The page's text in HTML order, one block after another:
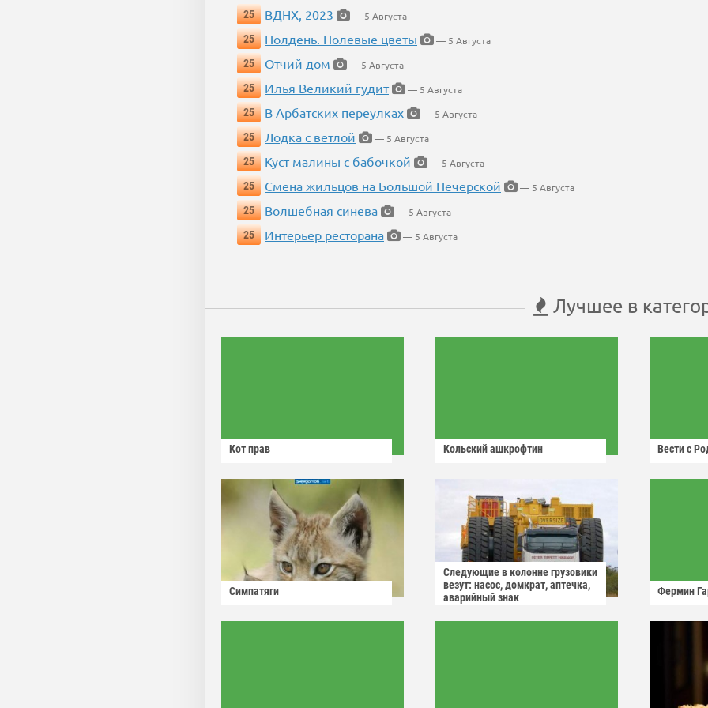
25 ВДНХ, 2023
— 5 Августа
25
Полдень. Полевые цветы
— 5 Августа
25
Отчий дом
— 5 Августа
25
Илья Великий гудит
— 5 Августа
25
В Арбатских переулках
— 5 Августа
25
Лодка с ветлой
— 5 Августа
25
Куст малины с бабочкой
— 5 Августа
25
Смена жильцов на Большой Печерской
— 5 Августа
25
Волшебная синева
— 5 Августа
25
Интерьер ресторана — 5 Августа
Лучшее в
Кот прав Кольский ашкрофтин Вести с
Симпатяги
Следующие в колонне грузовики
везут: насос, домкрат, аптечка,
аварийный знак
Фермин